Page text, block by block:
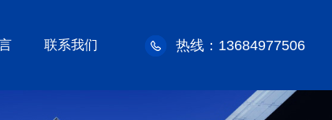
联系我们 热线：13684977506